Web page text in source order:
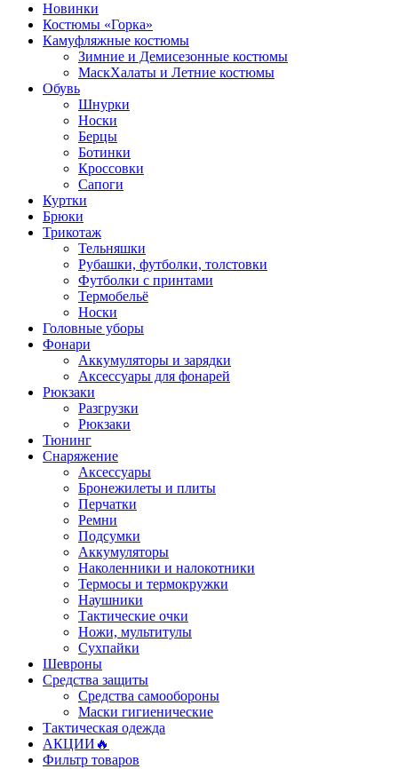
Новинки
Костюмы «Горка»
Камуфляжные костюмы
Зимние и Демисезонные костюмы
МаскХалаты и Летние костюмы
Обувь
Шнурки
Носки
Берцы
Ботинки
Кроссовки
Сапоги
Куртки
Брюки
Трикотаж
Тельняшки
Рубашки, футболки, толстовки
Футболки с принтами
Термобельё
Носки
Головные уборы
Фонари
Аккумуляторы и зарядки
Аксессуары для фонарей
Рюкзаки
Разгрузки
Рюкзаки
Тюнинг
Снаряжение
Аксессуары
Бронежилеты и плиты
Перчатки
Ремни
Подсумки
Аккумуляторы
Наколенники и налокотники
Термосы и термокружки
Наушники
Тактические очки
Ножи, мультитулы
Сухпайки
Шевроны
Средства защиты
Средства самообороны
Маски гигиенические
Тактическая одежда
АКЦИИ🔥
Фильтр товаров